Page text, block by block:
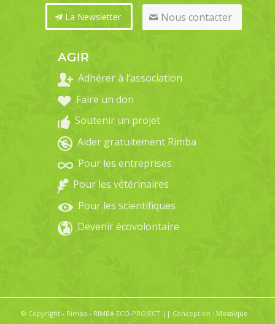
La Newsletter Nous contacter
AGIR
Adhérer à l’association
Faire un don
Soutenir un projet
Aider gratuitement Rimba
Pour les entreprises
Pour les vétérinaires
Pour les scientifiques
Devenir écovolontaire
© Copyright - Rimba - RIMBA ECO-PROJECT || Conception : Mosaïque